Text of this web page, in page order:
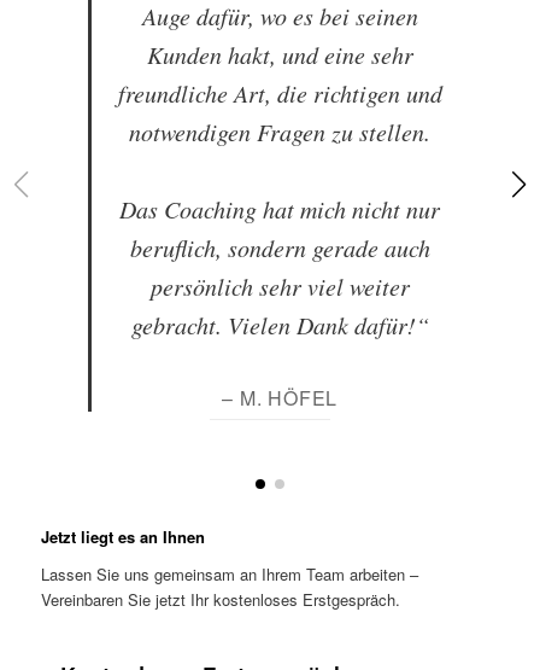
Auge dafür, wo es bei seinen
Kunden hakt, und eine sehr
freundliche Art, die richtigen und
notwendigen Fragen zu stellen.
Das Coaching hat mich nicht nur
beruflich, sondern gerade auch
persönlich sehr viel weiter
gebracht. Vielen Dank dafür!“
– M. HÖFEL
Jetzt liegt es an Ihnen
Lassen Sie uns gemeinsam an Ihrem Team arbeiten –
Vereinbaren Sie jetzt Ihr kostenloses Erstgespräch.